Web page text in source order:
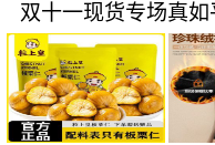
双十一现货专场真如